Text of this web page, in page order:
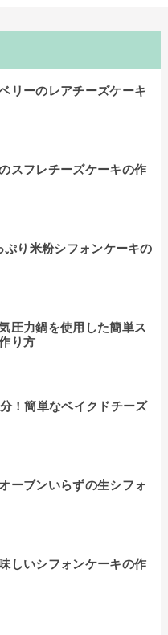
リーのレアチーズケーキ
スフレチーズケーキの作
り米粉シフォンケーキの
圧力鍋を使用した簡単ス
り方
！簡単なベイクドチーズ
ーブンいらずの生シフォ
しいシフォンケーキの作